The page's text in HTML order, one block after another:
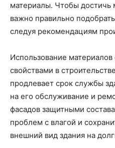
материалы. Чтобы достичь
важно правильно
следуя рекомендациям
Использование
свойствами в
продлевает срок службы
на его обслуживание и
фасадов защитными
проблем с влагой и
внешний вид здания на